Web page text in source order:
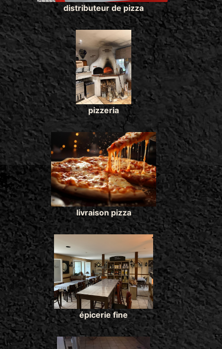
distributeur de pizza
pizzeria
livraison pizza
épicerie fine